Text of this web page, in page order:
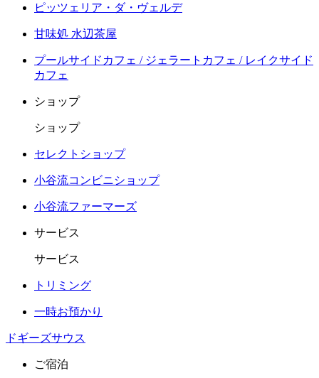
ピッツェリア・ダ・ヴェルデ
甘味処 水辺茶屋
プールサイドカフェ / ジェラートカフェ / レイクサイド
カフェ
ショップ
ショップ
セレクトショップ
小谷流コンビニショップ
小谷流ファーマーズ
サービス
サービス
トリミング
一時お預かり
ドギーズサウス
ご宿泊